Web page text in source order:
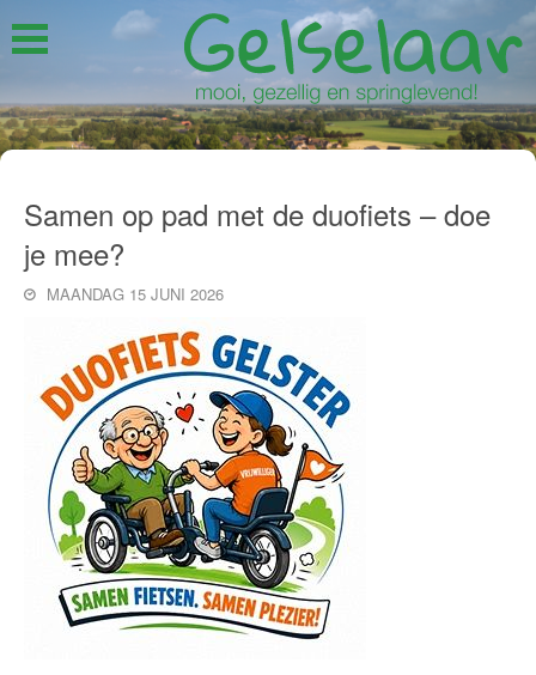
Samen op pad met de duofiets – doe
je mee?
MAANDAG 15 JUNI 2026